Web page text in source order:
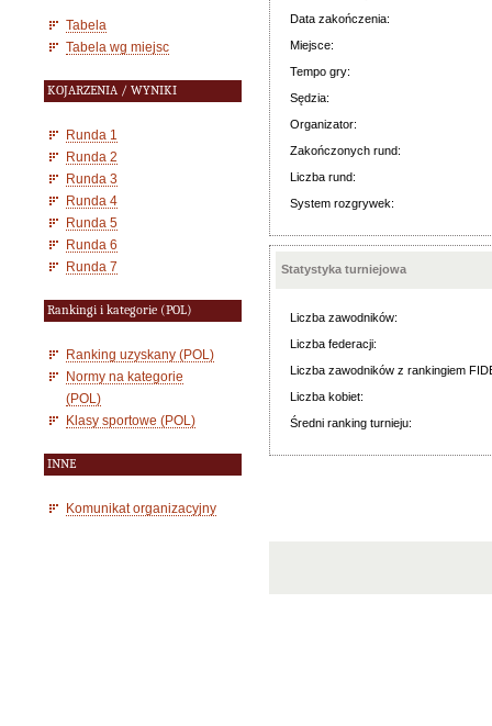
Tabela
Tabela wg miejsc
KOJARZENIA / WYNIKI
Runda 1
Runda 2
Runda 3
Runda 4
Runda 5
Runda 6
Runda 7
Rankingi i kategorie (POL)
Ranking uzyskany (POL)
Normy na kategorie
(POL)
Klasy sportowe (POL)
INNE
Komunikat organizacyjny
Data zakończenia:
Miejsce:
Tempo gry:
Sędzia:
Organizator:
Zakończonych rund:
Liczba rund:
System rozgrywek:
Statystyka turniejowa
Liczba zawodników:
Liczba federacji:
Liczba zawodników z rankingiem
Liczba kobiet:
Średni ranking turnieju: